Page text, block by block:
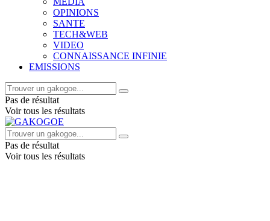
OPINIONS
SANTE
TECH&WEB
VIDEO
CONNAISSANCE INFINIE
EMISSIONS
Pas de résultat
Voir tous les résultats
Pas de résultat
Voir tous les résultats